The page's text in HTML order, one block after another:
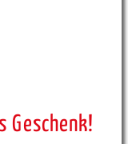
Geschenk!